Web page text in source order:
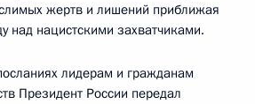
жертв и лишений приближая
над нацистскими захватчиками.
лидерам и гражданам
Президент России передал